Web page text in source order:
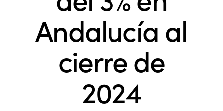
Andalucía al
cierre de
2024